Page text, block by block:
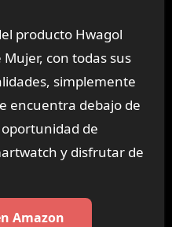
producto Hwagol
con todas sus
simplemente
encuentra debajo de
oportunidad de
y disfrutar de
Amazon